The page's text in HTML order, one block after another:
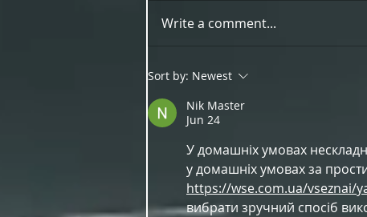
OUT NOW Guy Scheiman - Pride
2026 Mixdown Edition
Write a comment...
Sort by: Newest
Nik Master
Jun 24
У домашніх умовах
у домашніх умовах за
https://wse.com.ua/vseznai/
вибрати зручний спосіб